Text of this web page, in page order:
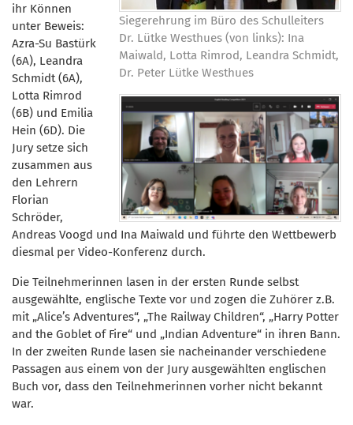
Siegerehrung im Büro des Schulleiters
Dr. Lütke Westhues (von links): Ina
Maiwald, Lotta Rimrod, Leandra Schmidt,
Dr. Peter Lütke Westhues
ihr Können
unter Beweis:
Azra-Su Bastürk
(6A), Leandra
Schmidt (6A),
Lotta Rimrod
(6B) und Emilia
Hein (6D). Die
Jury setze sich
zusammen aus
den Lehrern
Florian
Schröder,
Andreas Voogd und Ina Maiwald und führte den Wettbewerb
diesmal per Video-Konferenz durch.
Die Teilnehmerinnen lasen in der ersten Runde selbst
ausgewählte, englische Texte vor und zogen die Zuhörer z.B.
mit „Alice’s Adventures“, „The Railway Children“, „Harry Potter
and the Goblet of Fire“ und „Indian Adventure“ in ihren Bann.
In der zweiten Runde lasen sie nacheinander verschiedene
Passagen aus einem von der Jury ausgewählten englischen
Buch vor, dass den Teilnehmerinnen vorher nicht bekannt
war.